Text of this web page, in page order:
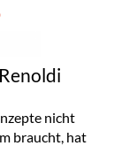
nicht
braucht, hat